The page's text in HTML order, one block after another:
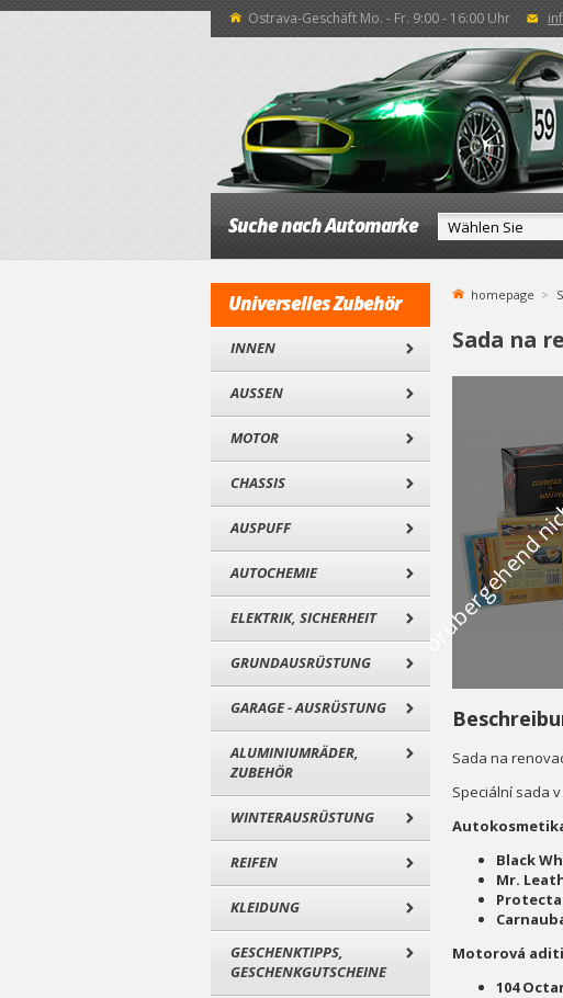
Ostrava-Geschäft Mo. - Fr. 9:00 - 16:00 Uhr
Suche nach Automarke
Universelles Zubehör
INNEN
AUSSEN
MOTOR
CHASSIS
AUSPUFF
AUTOCHEMIE
ELEKTRIK, SICHERHEIT
GRUNDAUSRÜSTUNG
GARAGE - AUSRÜSTUNG
ALUMINIUMRÄDER,
ZUBEHÖR
WINTERAUSRÜSTUNG
REIFEN
KLEIDUNG
GESCHENKTIPPS,
GESCHENKGUTSCHEINE
homepage
Sada na
Sada na
Speciální sada
Black
Mr.
Motorová
104